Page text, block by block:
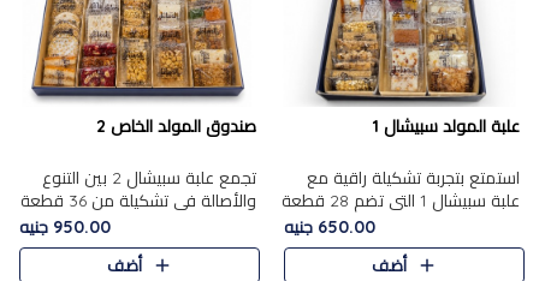
علبة المولد سبيشال 1
استمتع بتجربة تشكيلة راقية مع
علبة سبيشال 1 التي تضم 28 قطعة
من تشكيلة مختارة بعناية من أفخر
حلويات المولد المصرية الأصلية
الشرقية. تحتوي ال..
650.00 جنيه
أضف
صندوق المولد الخاص 2
تجمع علبة سبيشال 2 بين التنوع
والأصالة في تشكيلة من 36 قطعة
تضم أشهر حلويات المولد الشرقية.
تحتوي العلبة على الجزرية بالفول،
والجزرية بالبن..
950.00 جنيه
أضف